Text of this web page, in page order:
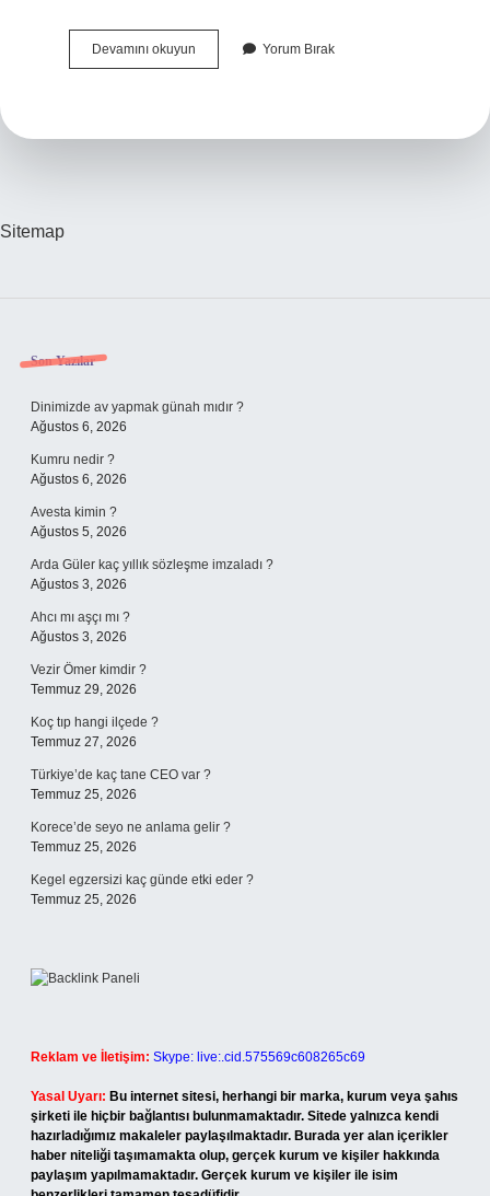
Devamını okuyun
Eden
Yorum Bırak
Sitemap
Sidebar
Son Yazılar
Dinimizde av yapmak günah mıdır ?
Ağustos 6, 2026
Kumru nedir ?
Ağustos 6, 2026
Avesta kimin ?
Ağustos 5, 2026
Arda Güler kaç yıllık sözleşme imzaladı ?
Ağustos 3, 2026
Ahcı mı aşçı mı ?
Ağustos 3, 2026
Vezir Ömer kimdir ?
Temmuz 29, 2026
Koç tıp hangi ilçede ?
Temmuz 27, 2026
Türkiye’de kaç tane CEO var ?
Temmuz 25, 2026
Korece’de seyo ne anlama gelir ?
Temmuz 25, 2026
Kegel egzersizi kaç günde etki eder ?
Temmuz 25, 2026
Reklam ve İletişim: Skype: live:.cid.575569c608265c69
Yasal Uyarı: Bu internet sitesi, herhangi bir marka, kurum veya şahıs
şirketi ile hiçbir bağlantısı bulunmamaktadır. Sitede yalnızca kendi
hazırladığımız makaleler paylaşılmaktadır. Burada yer alan içerikler
haber niteliği taşımamakta olup, gerçek kurum ve kişiler hakkında
paylaşım yapılmamaktadır. Gerçek kurum ve kişiler ile isim